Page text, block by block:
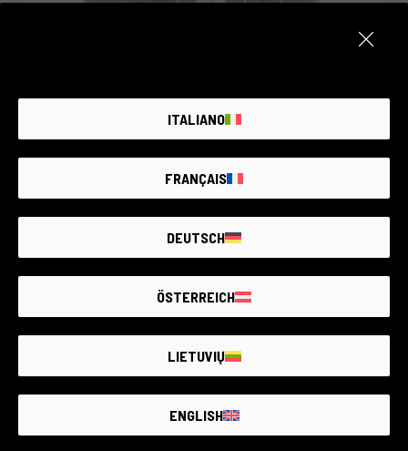
Kadrų skaičius:12.250
RCE Foto - Padova, Riviera Tito Livio
ITALIANO
FRANÇAIS
DEUTSCH
ÖSTERREICH
LIETUVIŲ
ENGLISH